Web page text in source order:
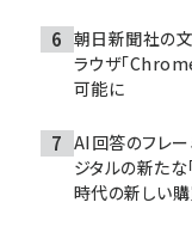
朝日新聞社の
ラウザ「
可能に
AI回答のフレー
ジタルの新たな
時代の新しい購